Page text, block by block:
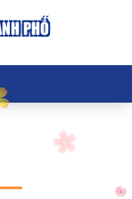
PHỐ